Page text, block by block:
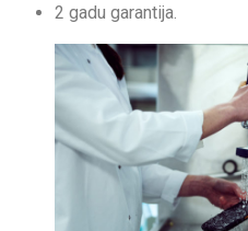
2 gadu garantija.